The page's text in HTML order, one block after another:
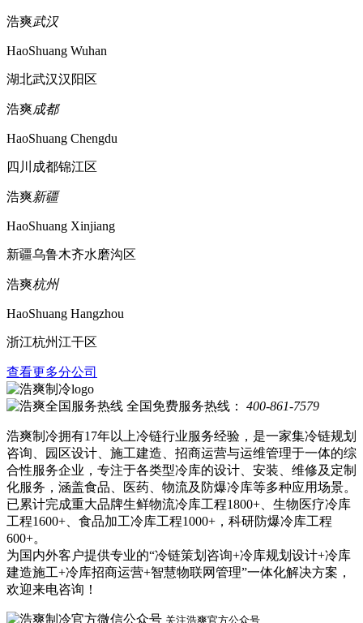
浩爽武汉
HaoShuang Wuhan
湖北武汉汉阳区
浩爽成都
HaoShuang Chengdu
四川成都锦江区
浩爽新疆
HaoShuang Xinjiang
新疆乌鲁木齐水磨沟区
浩爽杭州
HaoShuang Hangzhou
浙江杭州江干区
查看更多分公司
全国免费服务热线： 400-861-7579
浩爽制冷拥有17年以上冷链行业服务经验，是一家集冷链规划
咨询、园区设计、施工建造、招商运营与运维管理于一体的综
合性服务企业，专注于各类型冷库的设计、安装、维修及定制
化服务，涵盖食品、医药、物流及防爆冷库等多种应用场景。
已累计完成重大品牌生鲜物流冷库工程1800+、生物医疗冷库
工程1600+、食品加工冷库工程1000+，科研防爆冷库工程
600+。
为国内外客户提供专业的“冷链策划咨询+冷库规划设计+冷库
建造施工+冷库招商运营+智慧物联网管理”一体化解决方案，
欢迎来电咨询！
关注浩爽官方公众号